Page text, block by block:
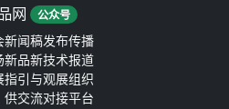
网 公众号
新闻稿发布传播
新品新技术报道
指引与观展组织
供交流对接平台